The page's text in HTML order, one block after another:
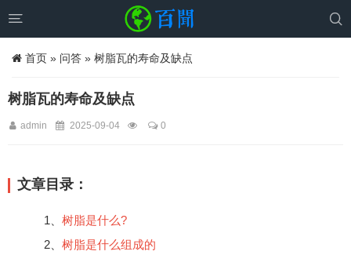
 
首页 » 问答 » 树脂瓦的寿命及缺点
树脂瓦的寿命及缺点
admin 2025-09-04 0
文章目录：
1、 树脂是什么?
2、 树脂是什么组成的